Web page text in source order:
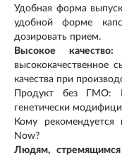
Удобная форма
удобной форме
дозировать прием.
Высокое качество:
высококачественное
качества при
Продукт без ГМО:
генетически
Кому
Now?
Людям,